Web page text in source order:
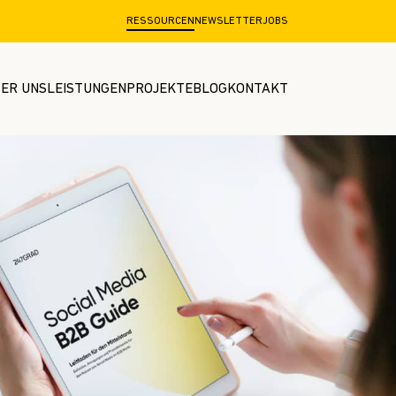
RESSOURCEN NEWSLETTERJOBS
UNS LEISTUNGEN PROJEKTEBLOG KONTAKT